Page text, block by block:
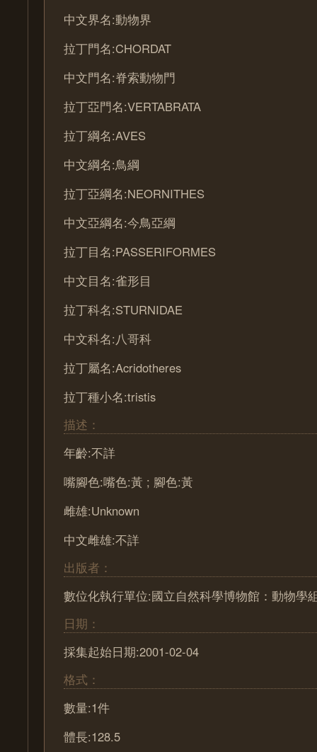
中文界名:動物界
拉丁門名:CHORDAT
中文門名:脊索動物門
拉丁亞門名:VERTABRATA
拉丁綱名:AVES
中文綱名:鳥綱
拉丁亞綱名:NEORNITHES
中文亞綱名:今鳥亞綱
拉丁目名:PASSERIFORMES
中文目名:雀形目
拉丁科名:STURNIDAE
中文科名:八哥科
拉丁屬名:Acridotheres
拉丁種小名:tristis
描述：
年齡:不詳
嘴腳色:嘴色:黃 ; 腳色:黃
雌雄:Unknown
中文雌雄:不詳
出版者：
數位化執行單位:國立自然科學博物館：動物學
日期：
採集起始日期:2001-02-04
格式：
數量:1件
體長:128.5